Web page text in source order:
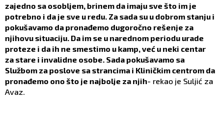
zajedno sa osobljem, brinem da imaju sve što im je
potrebno i da je sve u redu. Za sada su u dobrom stanju i
pokušavamo da pronađemo dugoročno rešenje za
njihovu situaciju. Da im se u narednom periodu urade
proteze i da ih ne smestimo u kamp, već u neki centar
za stare i invalidne osobe. Sada pokušavamo sa
Službom za poslove sa strancima i Kliničkim centrom da
pronađemo ono što je najbolje za njih- rekao je Suljić za
Avaz.